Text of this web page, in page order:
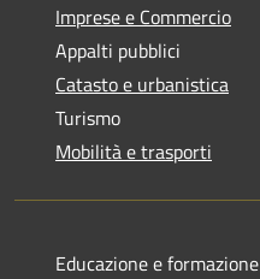
Imprese e Commercio
Appalti pubblici
Catasto e urbanistica
Turismo
Mobilità e trasporti
Educazione e formazione